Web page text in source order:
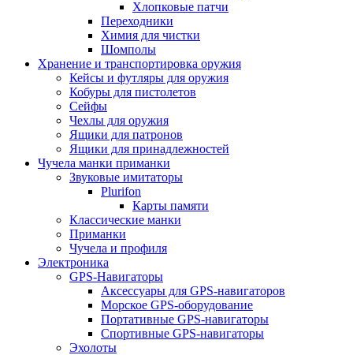
Хлопковые патчи
Переходники
Химия для чистки
Шомполы
Хранение и транспортировка оружия
Кейсы и футляры для оружия
Кобуры для пистолетов
Сейфы
Чехлы для оружия
Ящики для патронов
Ящики для принадлежностей
Чучела манки приманки
Звуковые имитаторы
Plurifon
Карты памяти
Классические манки
Приманки
Чучела и профиля
Электроника
GPS-Навигаторы
Аксессуары для GPS-навигаторов
Морское GPS-оборудование
Портативные GPS-навигаторы
Спортивные GPS-навигаторы
Эхолоты